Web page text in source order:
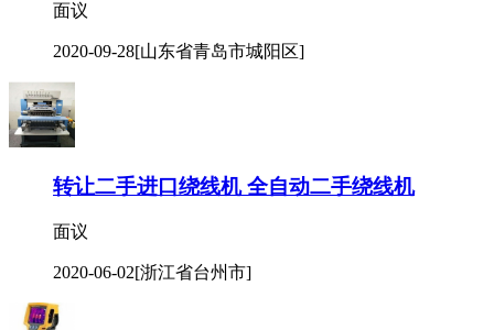
面议
2020-09-28[山东省青岛市城阳区]
转让二手进口绕线机 全自动二手绕线机
面议
2020-06-02[浙江省台州市]